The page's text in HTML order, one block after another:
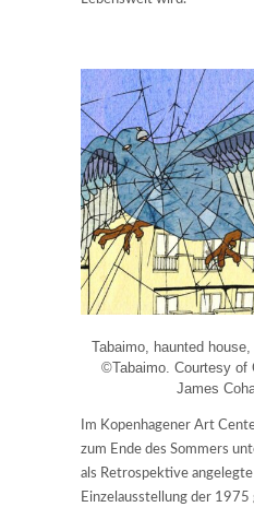
Tabaimo, haunted
©Tabaimo. Courtesy of
James
Im Kopenhagener Art
zum Ende des Sommers
als Retrospektive
Einzelausstellung der 1975